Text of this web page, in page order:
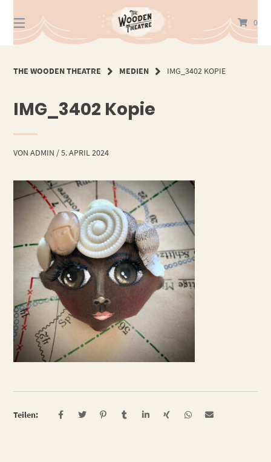
zum
Inhalt
0
THE WOODEN THEATRE MEDIEN IMG_3402 KOPIE
IMG_3402 Kopie
VONADMIN /5. APRIL 2024
Teilen: